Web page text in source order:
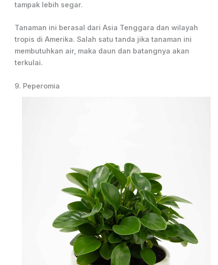
tampak lebih segar.
Tanaman ini berasal dari Asia Tenggara dan wilayah
tropis di Amerika. Salah satu tanda jika tanaman ini
membutuhkan air, maka daun dan batangnya akan
terkulai.
9. Peperomia